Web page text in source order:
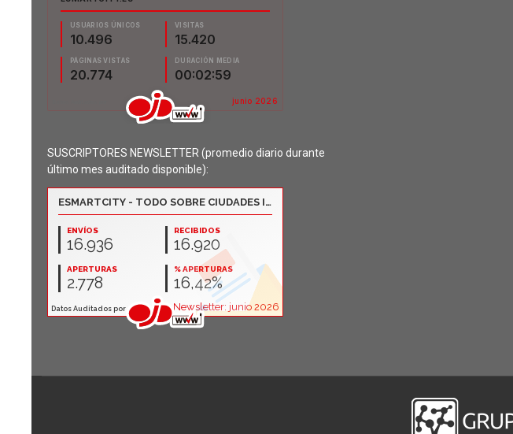
SUSCRIPTORES NEWSLETTER (promedio diario durante
último mes auditado disponible):